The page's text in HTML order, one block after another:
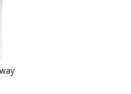
Vogue Runway